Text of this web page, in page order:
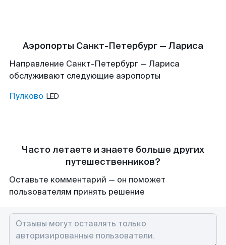
Аэропорты Санкт-Петербург — Лариса
Направление Санкт-Петербург — Лариса
обслуживают следующие аэропорты
Пулково LED
Часто летаете и знаете больше других
путешественников?
Оставьте комментарий — он поможет
пользователям принять решение